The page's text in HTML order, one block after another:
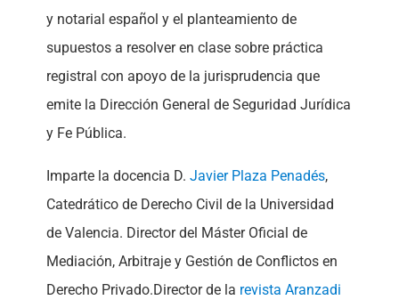
y notarial español y el planteamiento de
supuestos a resolver en clase sobre práctica
registral con apoyo de la jurisprudencia que
emite la Dirección General de Seguridad Jurídica
y Fe Pública.
Imparte la docencia D. Javier Plaza Penadés,
Catedrático de Derecho Civil de la Universidad
de Valencia. Director del Máster Oficial de
Mediación, Arbitraje y Gestión de Conflictos en
Derecho Privado.Director de la revista Aranzadi